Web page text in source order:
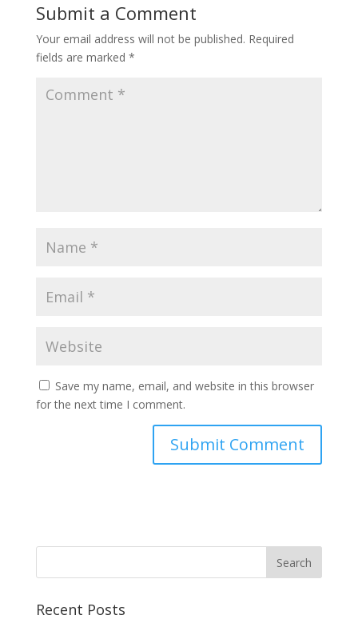
Submit a Comment
Your email address will not be published. Required
fields are marked *
Save my name, email, and website in this browser
for the next time I comment.
Recent Posts